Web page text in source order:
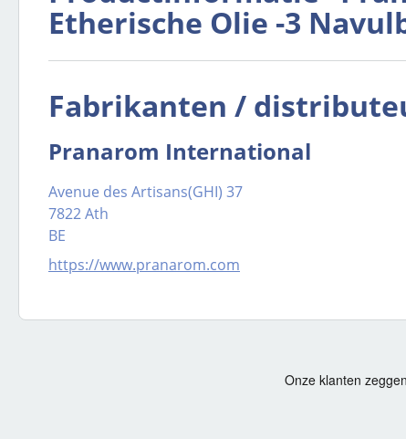
Etherische Olie -3
Fabrikanten /
Pranarom International
Avenue des Artisans(GHI) 37
7822 Ath
BE
https://www.pranarom.com